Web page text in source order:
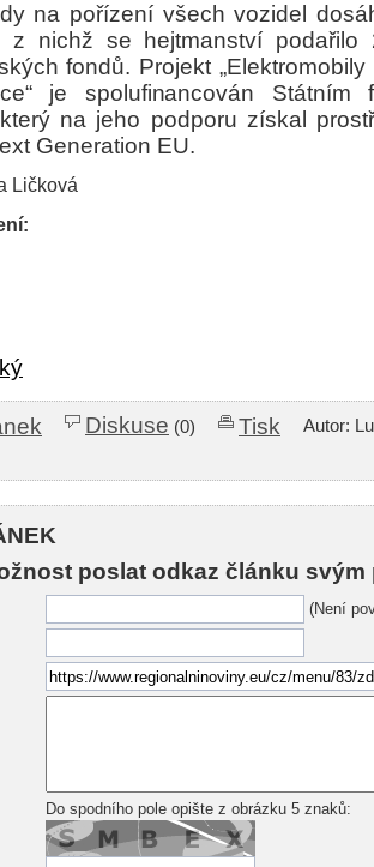
na pořízení všech vozidel
z nichž se hejtmanství podařilo
fondů. Projekt
je spolufinancován Státním
na jeho podporu získal
Generation EU.
Ličková
Diskuse (0) Tisk
Autor:
poslat odkaz článku svým
(Není
Do spodního pole opište z obrázku 5 znaků: